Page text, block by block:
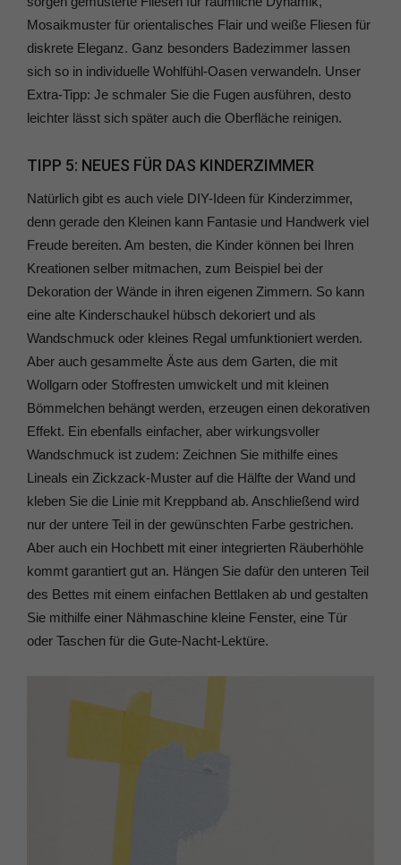
Mosaikmuster für orientalisches Flair und weiße Fliesen für
diskrete Eleganz. Ganz besonders Badezimmer lassen
sich so in individuelle Wohlfühl-Oasen verwandeln. Unser
Extra-Tipp: Je schmaler Sie die Fugen ausführen, desto
leichter lässt sich später auch die Oberfläche reinigen.
TIPP 5: NEUES FÜR DAS KINDERZIMMER
Natürlich gibt es auch viele DIY-Ideen für Kinderzimmer,
denn gerade den Kleinen kann Fantasie und Handwerk viel
Freude bereiten. Am besten, die Kinder können bei Ihren
Kreationen selber mitmachen, zum Beispiel bei der
Dekoration der Wände in ihren eigenen Zimmern. So kann
eine alte Kinderschaukel hübsch dekoriert und als
Wandschmuck oder kleines Regal umfunktioniert werden.
Aber auch gesammelte Äste aus dem Garten, die mit
Wollgarn oder Stoffresten umwickelt und mit kleinen
Bömmelchen behängt werden, erzeugen einen dekorativen
Effekt. Ein ebenfalls einfacher, aber wirkungsvoller
Wandschmuck ist zudem: Zeichnen Sie mithilfe eines
Lineals ein Zickzack-Muster auf die Hälfte der Wand und
kleben Sie die Linie mit Kreppband ab. Anschließend wird
nur der untere Teil in der gewünschten Farbe gestrichen.
Aber auch ein Hochbett mit einer integrierten Räuberhöhle
kommt garantiert gut an. Hängen Sie dafür den unteren Teil
des Bettes mit einem einfachen Bettlaken ab und gestalten
Sie mithilfe einer Nähmaschine kleine Fenster, eine Tür
oder Taschen für die Gute-Nacht-Lektüre.